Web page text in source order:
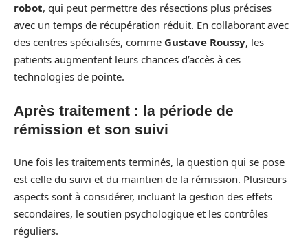
robot, qui peut permettre des résections plus précises
avec un temps de récupération réduit. En collaborant avec
des centres spécialisés, comme Gustave Roussy, les
patients augmentent leurs chances d’accès à ces
technologies de pointe.
Après traitement : la période de
rémission et son suivi
Une fois les traitements terminés, la question qui se pose
est celle du suivi et du maintien de la rémission. Plusieurs
aspects sont à considérer, incluant la gestion des effets
secondaires, le soutien psychologique et les contrôles
réguliers.